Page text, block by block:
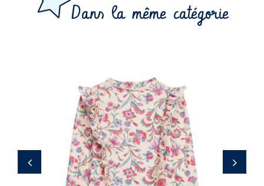
Dans la même catégorie
80,00 €